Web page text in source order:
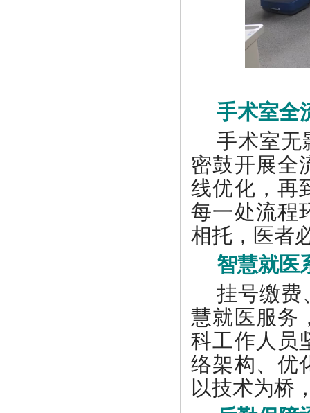
手术室全
手术室无
密鼓开展全
线优化，再
每一处流程
相托，医者
智慧就医
挂号缴费
慧就医服务
科工作人员
络架构、优
以技术为桥